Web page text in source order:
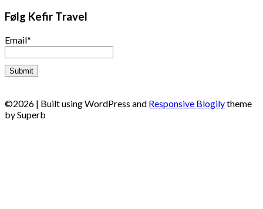
Følg Kefir Travel
Email*
©2026 | Built using WordPress and Responsive Blogilytheme
by Superb